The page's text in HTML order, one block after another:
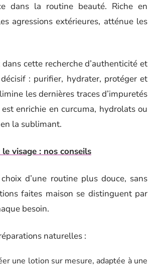
dans la routine beauté. Riche en
agressions extérieures, atténue les
cette recherche d’authenticité et
: purifier, hydrater, protéger et
les dernières traces d’impuretés
enrichie en curcuma, hydrolats ou
la sublimant.
visage : nos conseils
d’une routine plus douce, sans
faites maison se distinguent par
besoin.
naturelles :
une lotion sur mesure, adaptée à une